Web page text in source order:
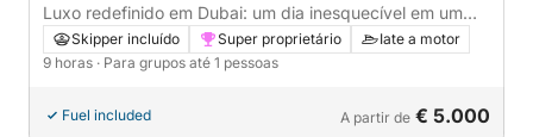
Luxo redefinido em Dubai: um dia inesquecível em um
iate a motor.
Skipper incluído Super proprietário
Iate a motor
9 horas · Para grupos até 1 pessoas
Fuel included A partir de € 5.000